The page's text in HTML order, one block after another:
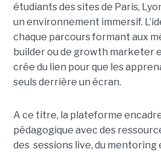
étudiants des sites de Paris,
un environnement immersif.
chaque parcours formant aux
builder ou de growth marketer
crée du lien pour que les
seuls derrière un écran.
A ce titre, la plateforme
pédagogique avec des
des sessions live, du mentoring